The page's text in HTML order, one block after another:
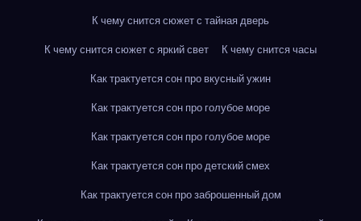
К чему снится сюжет с тайная дверь
К чему снится сюжет с яркий свет
К чему снится часы
Как трактуется сон про вкусный ужин
Как трактуется сон про голубое море
Как трактуется сон про голубое море
Как трактуется сон про детский смех
Как трактуется сон про заброшенный дом